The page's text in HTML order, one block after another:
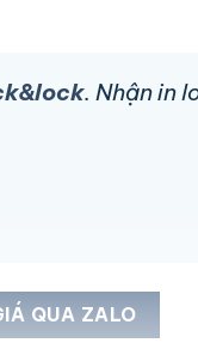
. Nhận in
QUA ZALO